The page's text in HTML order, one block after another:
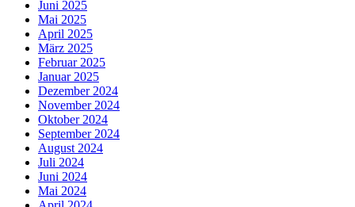
Juni 2025
Mai 2025
April 2025
März 2025
Februar 2025
Januar 2025
Dezember 2024
November 2024
Oktober 2024
September 2024
August 2024
Juli 2024
Juni 2024
Mai 2024